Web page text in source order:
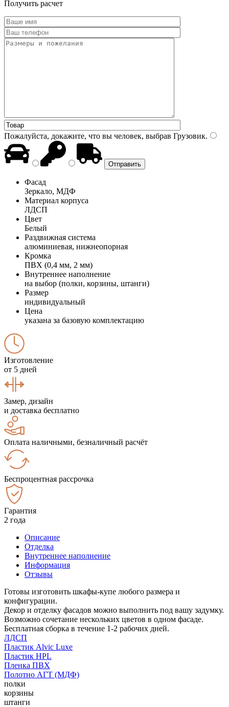
Получить расчет
Пожалуйста, докажите, что вы человек, выбрав Грузовик.
Фасад
Зеркало, МДФ
Материал корпуса
ЛДСП
Цвет
Белый
Раздвижная система
алюминиевая, нижнеопорная
Кромка
ПВХ (0,4 мм, 2 мм)
Внутреннее наполнение
на выбор (полки, корзины, штанги)
Размер
индивидуальный
Цена
указана за базовую комплектацию
Изготовление
от 5 дней
Замер, дизайн
и доставка бесплатно
Оплата наличными, безналичный расчёт
Беспроцентная рассрочка
Гарантия
2 года
Описание
Отделка
Внутреннее наполнение
Информация
Отзывы
Готовы изготовить шкафы-купе любого размера и
конфигурации.
Декор и отделку фасадов можно выполнить под вашу задумку.
Возможно сочетание нескольких цветов в одном фасаде.
Бесплатная сборка в течение 1-2 рабочих дней.
ЛДСП
Пластик Alvic Luxe
Пластик HPL
Пленка ПВХ
Полотно АГТ (МДФ)
полки
корзины
штанги